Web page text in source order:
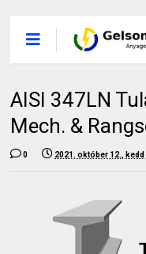
AISI 347LN
Mech. &
0 2021. október 12., kedd